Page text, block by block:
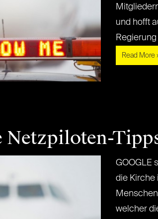
und hofft
Regierung
Read More
Netzpiloten-
GOOGLE
die Kirche
welcher